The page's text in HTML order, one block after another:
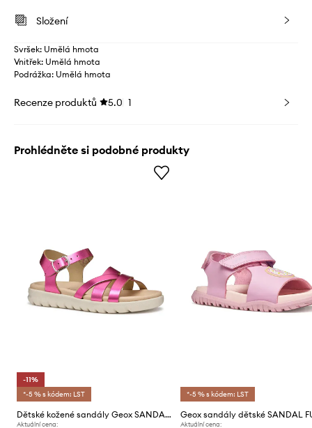
Složení
Svršek: Umělá hmota
Vnitřek: Umělá hmota
Podrážka: Umělá hmota
Recenze produktů 5.0 1
Prohlédněte si podobné produkty
-11%
*-5 % s kódem: LST
Dětské kožené sandály Geox SANDAL SOLEIMA
Aktuální cena:
*-5 % s kódem: LST
Aktuální cena: